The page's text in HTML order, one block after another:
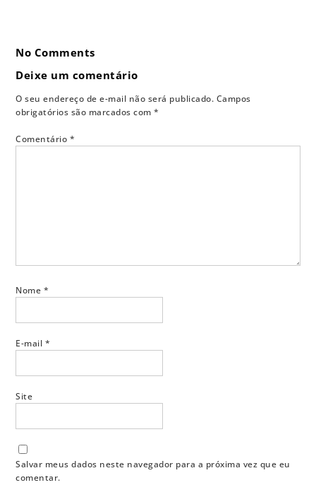
No Comments
Deixe um comentário
O seu endereço de e-mail não será publicado. Campos
obrigatórios são marcados com*
Comentário *
Nome *
E-mail *
Site
Salvar meus dados neste navegador para a próxima vez que eu
comentar.